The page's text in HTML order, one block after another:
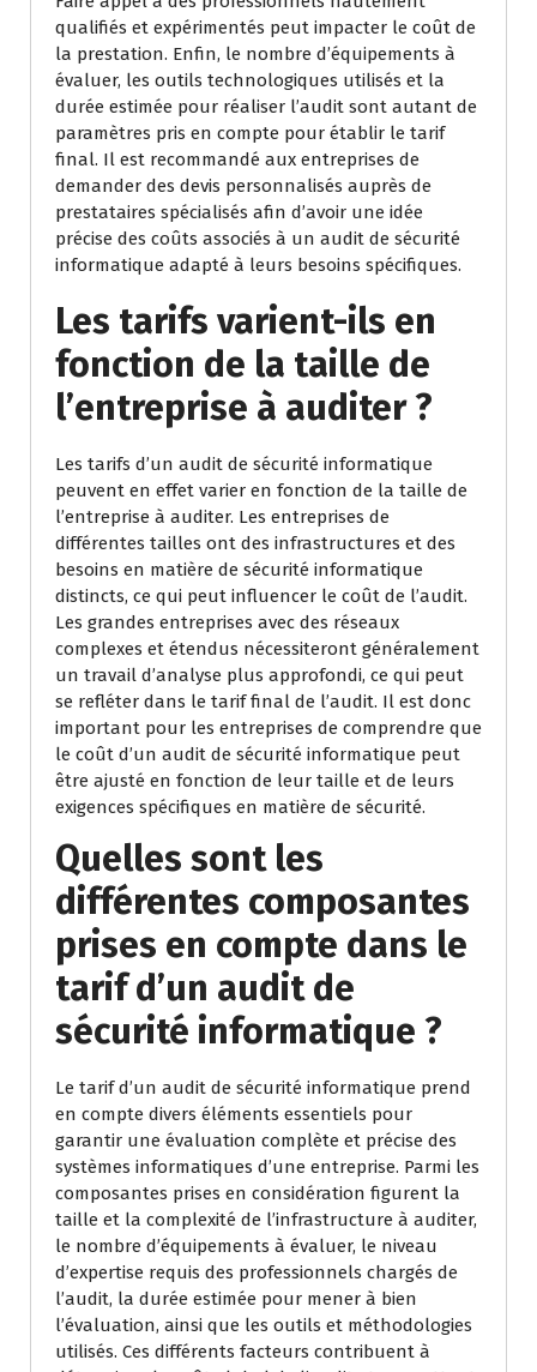
qualifiés et expérimentés peut impacter le coût de
la prestation. Enfin, le nombre d’équipements à
évaluer, les outils technologiques utilisés et la
durée estimée pour réaliser l’audit sont autant de
paramètres pris en compte pour établir le tarif
final. Il est recommandé aux entreprises de
demander des devis personnalisés auprès de
prestataires spécialisés afin d’avoir une idée
précise des coûts associés à un audit de sécurité
informatique adapté à leurs besoins spécifiques.
Les tarifs varient-ils en
fonction de la taille de
l’entreprise à auditer ?
Les tarifs d’un audit de sécurité informatique
peuvent en effet varier en fonction de la taille de
l’entreprise à auditer. Les entreprises de
différentes tailles ont des infrastructures et des
besoins en matière de sécurité informatique
distincts, ce qui peut influencer le coût de l’audit.
Les grandes entreprises avec des réseaux
complexes et étendus nécessiteront généralement
un travail d’analyse plus approfondi, ce qui peut
se refléter dans le tarif final de l’audit. Il est donc
important pour les entreprises de comprendre que
le coût d’un audit de sécurité informatique peut
être ajusté en fonction de leur taille et de leurs
exigences spécifiques en matière de sécurité.
Quelles sont les
différentes composantes
prises en compte dans le
tarif d’un audit de
sécurité informatique ?
Le tarif d’un audit de sécurité informatique prend
en compte divers éléments essentiels pour
garantir une évaluation complète et précise des
systèmes informatiques d’une entreprise. Parmi les
composantes prises en considération figurent la
taille et la complexité de l’infrastructure à auditer,
le nombre d’équipements à évaluer, le niveau
d’expertise requis des professionnels chargés de
l’audit, la durée estimée pour mener à bien
l’évaluation, ainsi que les outils et méthodologies
utilisés. Ces différents facteurs contribuent à